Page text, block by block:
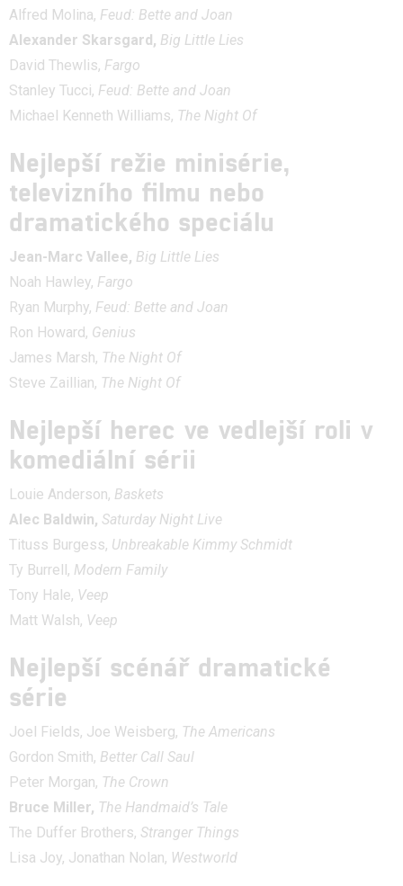
Alfred Molina, Feud: Bette and Joan
Alexander Skarsgard, Big Little Lies
David Thewlis, Fargo
Stanley Tucci, Feud: Bette and Joan
Michael Kenneth Williams, The Night Of
Nejlepší režie minisérie,
televizního filmu nebo
dramatického speciálu
Jean-Marc Vallee, Big Little Lies
Noah Hawley, Fargo
Ryan Murphy, Feud: Bette and Joan
Ron Howard, Genius
James Marsh, The Night Of
Steve Zaillian, The Night Of
Nejlepší herec ve vedlejší roli v
komediální sérii
Louie Anderson, Baskets
Alec Baldwin, Saturday Night Live
Tituss Burgess, Unbreakable Kimmy Schmidt
Ty Burrell, Modern Family
Tony Hale, Veep
Matt Walsh, Veep
Nejlepší scénář dramatické
série
Joel Fields, Joe Weisberg, The Americans
Gordon Smith, Better Call Saul
Peter Morgan, The Crown
Bruce Miller, The Handmaid’s Tale
The Duffer Brothers, Stranger Things
Lisa Joy, Jonathan Nolan, Westworld